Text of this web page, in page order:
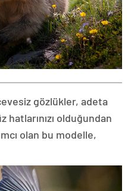
gözlükler, adeta
hatlarınızı olduğundan
olan bu modelle,